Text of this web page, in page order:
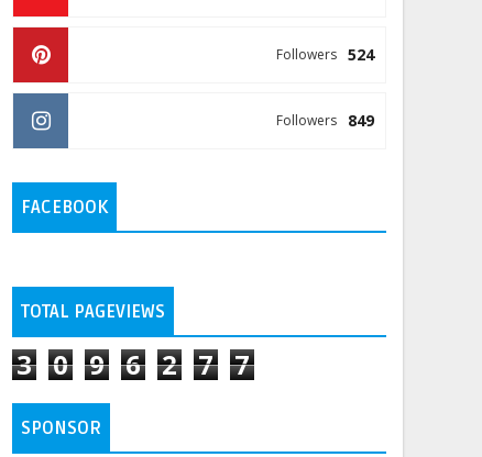
524
Followers
849
Followers
FACEBOOK
TOTAL PAGEVIEWS
3 0 9 6 2 7 7
SPONSOR